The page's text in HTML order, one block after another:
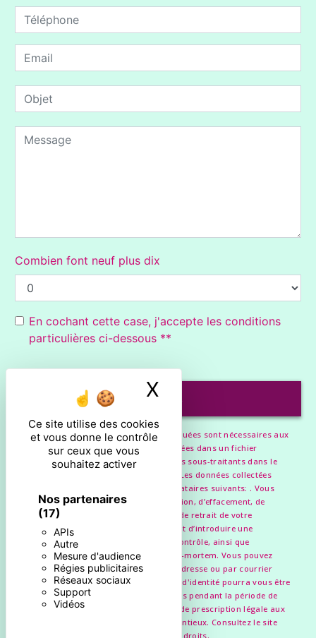
Ce site utilise des cookies
et vous donne le contrôle
sur ceux que vous
souhaitez activer
Nos partenaires
(17)
APIs
Autre
Mesure d'audience
Régies publicitaires
Réseaux sociaux
Support
Vidéos
X Masquer le
Combien font neuf plus dix
En cochant cette case, j'accepte les conditions
particulières ci-dessous **
ENVOYER
** Les données personnelles communiquées sont nécessaires aux
fins de vous contacter et sont enregistrées dans un fichier
informatisé. Elles sont destinées à et ses sous-traitants dans le
seul but de répondre à votre message. Les données collectées
seront communiquées aux seuls destinataires suivants: . Vous
disposez de droits d’accès, de rectification, d’effacement, de
portabilité, de limitation, d’opposition, de retrait de votre
consentement à tout moment et du droit d’introduire une
réclamation auprès d’une autorité de contrôle, ainsi que
d’organiser le sort de vos données post-mortem. Vous pouvez
exercer ces droits par voie postale à l'adresse ou par courrier
électronique à l'adresse . Un justificatif d'identité pourra vous être
demandé. Nous conservons vos données pendant la période de
prise de contact puis pendant la durée de prescription légale aux
fins probatoires et de gestion des contentieux. Consultez le site
cnil.fr pour plus d’informations sur vos droits.